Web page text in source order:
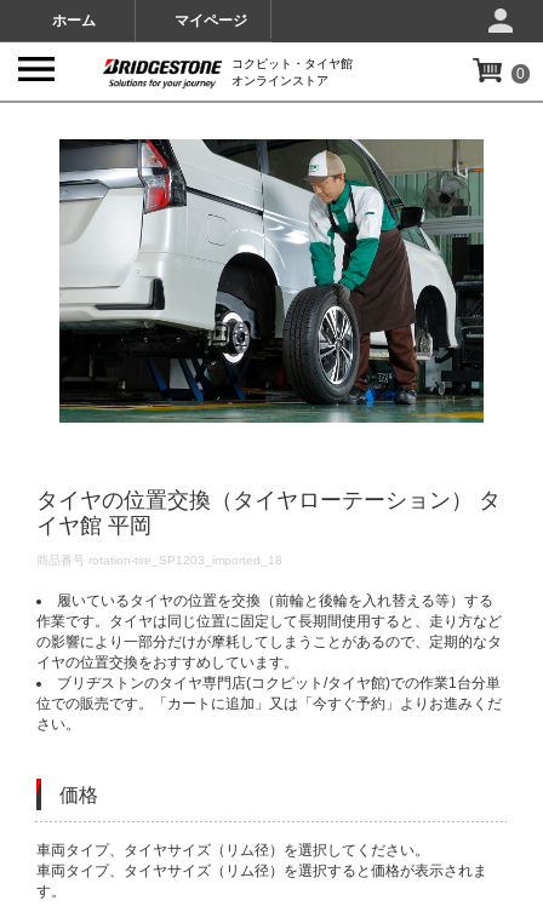
ホーム マイページ
コクピット・タイヤ館
オンラインストア
0
タイヤの位置交換（タイヤローテーション） タ
イヤ館 平岡
DETAILS
商品番号 rotation-tire_SP1203_imported_18
履いているタイヤの位置を交換（前輪と後輪を入れ替える等）する
作業です。タイヤは同じ位置に固定して長期間使用すると、走り方など
の影響により一部分だけが摩耗してしまうことがあるので、定期的なタ
イヤの位置交換をおすすめしています。
ブリヂストンのタイヤ専門店(コクピット/タイヤ館)での作業1台分単
位での販売です。「カートに追加」又は「今すぐ予約」よりお進みくだ
さい。
価格
VARIATIONS
車両タイプ、タイヤサイズ（リム径）を選択してください。
車両タイプ、タイヤサイズ（リム径）を選択すると価格が表示されま
す。